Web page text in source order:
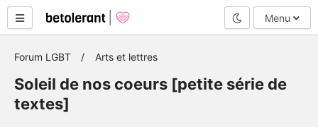
Mode nuit
Menu
Forum LGBT Arts et lettres
Soleil de nos coeurs [petite série de
textes]